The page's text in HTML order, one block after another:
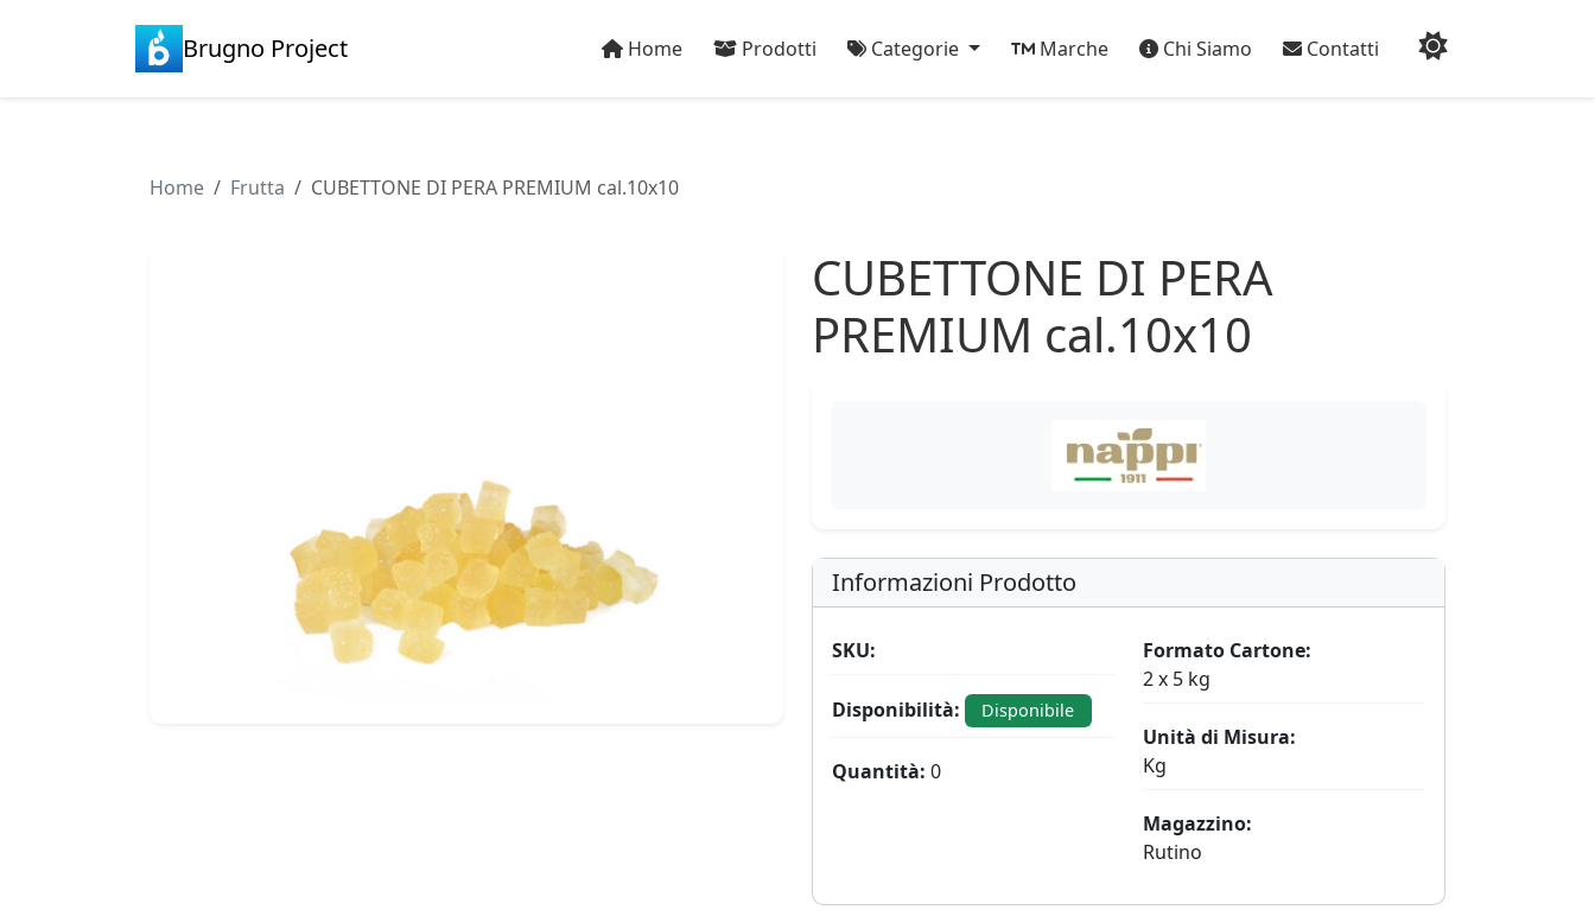
Brugno Project Home Prodotti Categorie Marche Chi Siamo Contatti
Home Frutta CUBETTONE DI PERA PREMIUM cal.10x10
CUBETTONE DI PERA
PREMIUM cal.10x10
Informazioni Prodotto
SKU:
Disponibilità: Disponibile
Quantità: 0
Formato Cartone:
2 x 5 kg
Unità di Misura:
Kg
Magazzino:
Rutino